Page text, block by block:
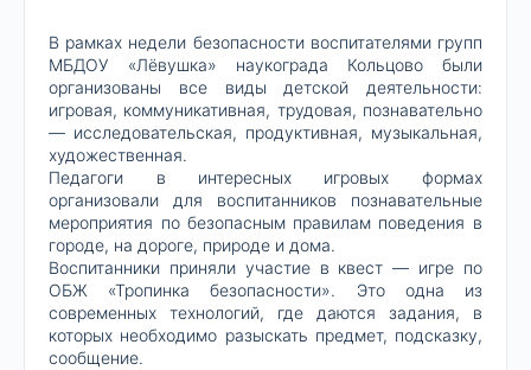
В рамках недели безопасности воспитателями групп
МБДОУ «Лёвушка» наукограда Кольцово были
организованы все виды детской деятельности:
игровая, коммуникативная, трудовая, познавательно
— исследовательская, продуктивная, музыкальная,
художественная.
Педагоги в интересных игровых формах
организовали для воспитанников познавательные
мероприятия по безопасным правилам поведения в
городе, на дороге, природе и дома.
Воспитанники приняли участие в квест — игре по
ОБЖ «Тропинка безопасности». Это одна из
современных технологий, где даются задания, в
которых необходимо разыскать предмет, подсказку,
сообщение.